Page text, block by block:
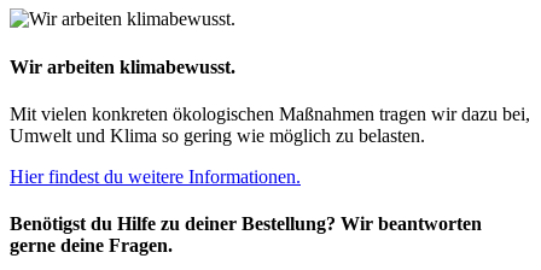
Wir arbeiten klimabewusst.
Mit vielen konkreten ökologischen Maßnahmen tragen wir dazu bei,
Umwelt und Klima so gering wie möglich zu belasten.
Hier findest du weitere Informationen.
Benötigst du Hilfe zu deiner Bestellung? Wir beantworten
gerne deine Fragen.